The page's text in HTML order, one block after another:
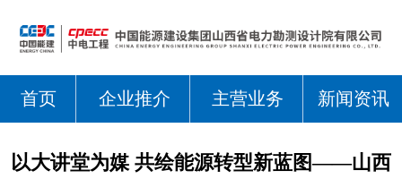
首页 企业推介 主营业务 新闻资讯
以大讲堂为媒 共绘能源转型新蓝图——山西